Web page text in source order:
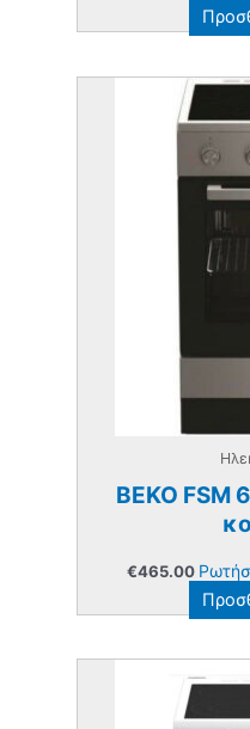
BEKO FSM
€465.00